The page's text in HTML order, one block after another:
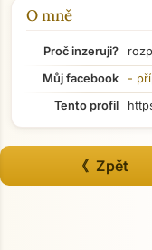
O mně
Proč inzeruji?
Můj facebook
-
Tento profil
《 Zpět